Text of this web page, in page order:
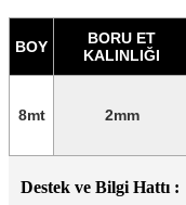
BOY
BORU ET
KALINLIĞI
8mt 2mm
Destek ve Bilgi Hattı :